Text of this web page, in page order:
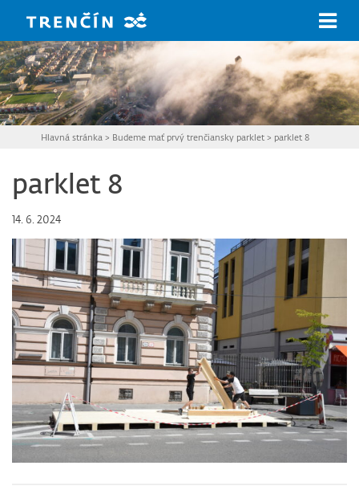
Hlavná stránka > Budeme mať prvý trenčiansky parklet> parklet 8
parklet 8
14. 6. 2024